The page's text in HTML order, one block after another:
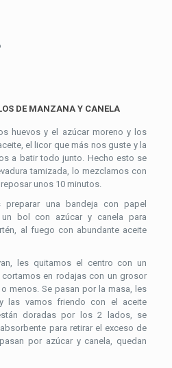
DE MANZANA Y CANELA
huevos y el azúcar moreno y los
el licor que más nos guste y la
a batir todo junto. Hecho esto se
tamizada, lo mezclamos con
unos 10 minutos.
una bandeja con papel
un bol con azúcar y canela para
al fuego con abundante aceite
les quitamos el centro con un
en rodajas con un grosor
menos. Se pasan por la masa, les
las vamos friendo con el aceite
doradas por los 2 lados, se
para retirar el exceso de
por azúcar y canela, quedan